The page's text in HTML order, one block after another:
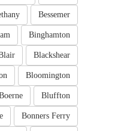
Bessemer
Binghamton
Blackshear
Bloomington
Bluffton
Bonners Ferry